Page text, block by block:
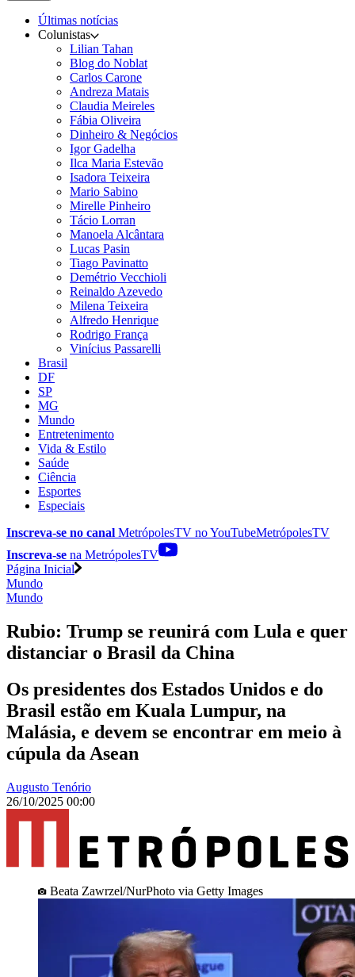
Últimas notícias
Colunistas
Lilian Tahan
Blog do Noblat
Carlos Carone
Andreza Matais
Claudia Meireles
Fábia Oliveira
Dinheiro & Negócios
Igor Gadelha
Ilca Maria Estevão
Isadora Teixeira
Mario Sabino
Mirelle Pinheiro
Tácio Lorran
Manoela Alcântara
Lucas Pasin
Tiago Pavinatto
Demétrio Vecchioli
Reinaldo Azevedo
Milena Teixeira
Alfredo Henrique
Rodrigo França
Vinícius Passarelli
Brasil
DF
SP
MG
Mundo
Entretenimento
Vida & Estilo
Saúde
Ciência
Esportes
Especiais
Inscreva-se no canal MetrópolesTV noYouTubeMetrópolesTV
Inscreva-se na MetrópolesTV
Página Inicial
Mundo
Mundo
Rubio: Trump se reunirá com Lula e quer
distanciar o Brasil da China
Os presidentes dos Estados Unidos e do
Brasil estão em Kuala Lumpur, na
Malásia, e devem se encontrar em meio à
cúpula da Asean
Augusto Tenório
26/10/2025 00:00
Beata Zawrzel/NurPhoto via Getty Images